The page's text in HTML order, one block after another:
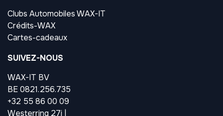
Clubs Automobiles WAX-IT
Crédits-WAX
Cartes-cadeaux
SUIVEZ-NOUS
WAX-IT BV
BE 0821.256.735
+32 55 86 00 09
Westerring 27i |